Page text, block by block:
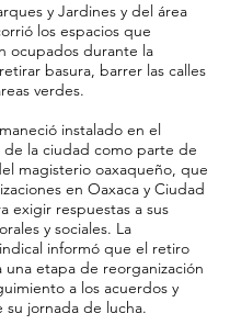
y Jardines y del área
los espacios que
ocupados durante la
basura, barrer las calles
verdes.
instalado en el
la ciudad como parte de
magisterio oaxaqueño, que
en Oaxaca y Ciudad
exigir respuestas a sus
y sociales. La
informó que el retiro
etapa de reorganización
a los acuerdos y
jornada de lucha.